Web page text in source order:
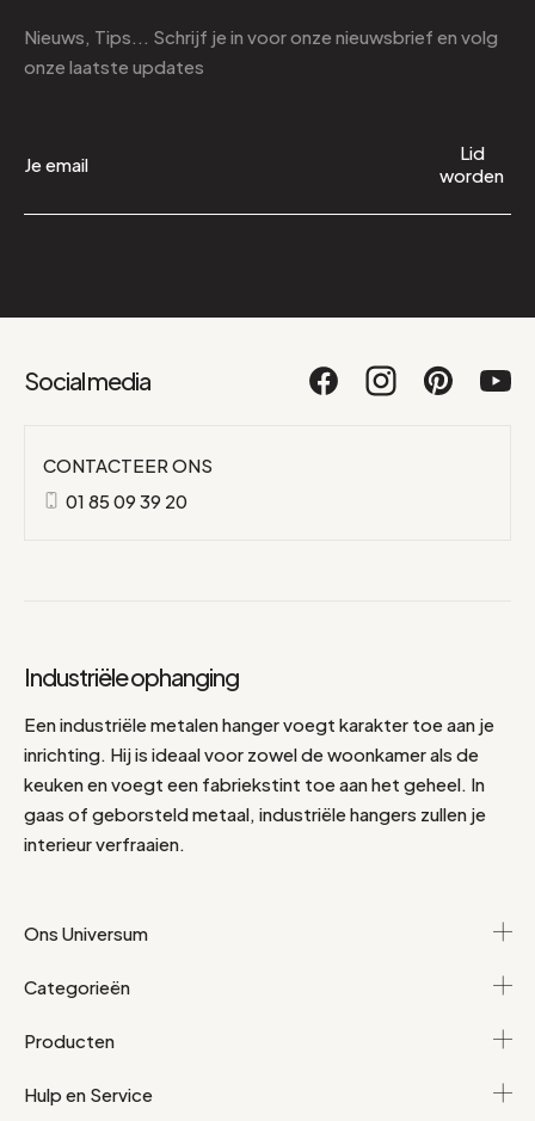
Nieuws, Tips... Schrijf je in voor onze nieuwsbrief en volg
onze laatste updates
Lid
worden
Social media
CONTACTEER ONS
01 85 09 39 20
Industriële ophanging
Een industriële metalen hanger voegt karakter toe aan je
inrichting. Hij is ideaal voor zowel de woonkamer als de
keuken en voegt een fabriekstint toe aan het geheel. In
gaas of geborsteld metaal, industriële hangers zullen je
interieur verfraaien.
Ons Universum
Categorieën
Producten
Hulp en Service